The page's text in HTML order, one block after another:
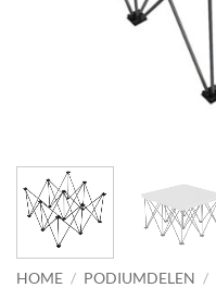
HOME / PODIUMDELEN /